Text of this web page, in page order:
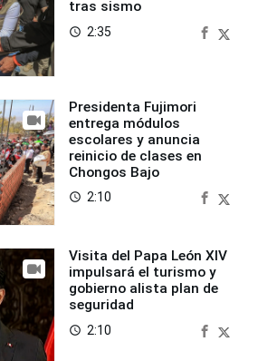
tras sismo
access_time 2:35
Presidenta Fujimori
entrega módulos
escolares y anuncia
reinicio de clases en
Chongos Bajo
access_time 2:10
Visita del Papa León XIV
impulsará el turismo y
gobierno alista plan de
seguridad
access_time 2:10